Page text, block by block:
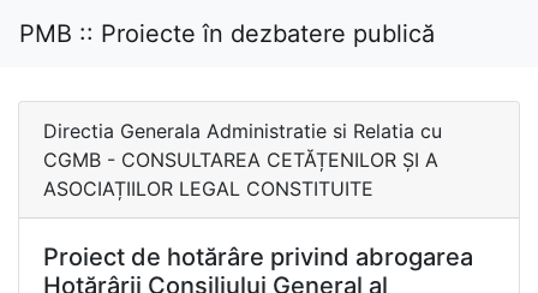
PMB :: Proiecte în dezbatere publică
Directia Generala Administratie si Relatia cu
CGMB - CONSULTAREA CETĂȚENILOR ȘI A
ASOCIAȚIILOR LEGAL CONSTITUITE
Proiect de hotărâre privind abrogarea
Hotărârii Consiliului General al